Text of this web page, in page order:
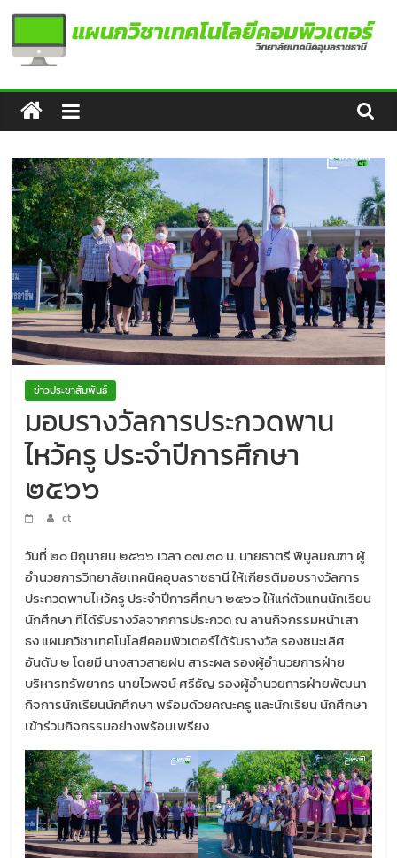
Skip
content
แผนก
วิชา
เทคโนโลยี
คอมพิวเตอร์
ข่าวประชาสัมพันธ์
มอบรางวัลการประกวดพาน
ไหว้ครู ประจำปีการศึกษา
๒๕๖๖
ct
วันที่ ๒๐ มิถุนายน ๒๕๖๖ เวลา ๐๗.๓๐ น. นายธาตรี พิบูลมณฑา ผู้
อำนวยการวิทยาลัยเทคนิคอุบลราชธานี ให้เกียรติมอบรางวัลการ
ประกวดพานไหว้ครู ประจำปีการศึกษา ๒๕๖๖ ให้แก่ตัวแทนนักเรียน
นักศึกษา ที่ได้รับรางวัลจากการประกวด ณ ลานกิจกรรมหน้าเสา
ธง แผนกวิชาเทคโนโลยีคอมพิวเตอร์ได้รับรางวัล รองชนะเลิศ
อันดับ ๒ โดยมี นางสาวสายฝน สาระผล รองผู้อำนวยการฝ่าย
บริหารทรัพยากร นายไวพจน์ ศรีธัญ รองผู้อำนวยการฝ่ายพัฒนา
กิจการนักเรียนนักศึกษา พร้อมด้วยคณะครู และนักเรียน นักศึกษา
เข้าร่วมกิจกรรมอย่างพร้อมเพรียง